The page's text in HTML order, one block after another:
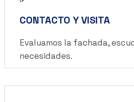
CONTACTO Y VISITA
Evaluamos la fachada,
necesidades.